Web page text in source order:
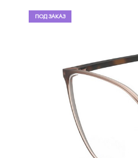
ПОД ЗАКАЗ